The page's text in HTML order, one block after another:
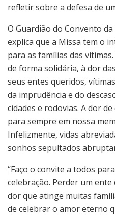
refletir sobre a defesa de
O Guardião do Convento
explica que a Missa tem o
para as famílias das
de forma solidária, à dor
seus entes queridos,
da imprudência e do
cidades e rodovias. A dor
para sempre em nossa
Infelizmente, vidas
sonhos sepultados
“Faço o convite a todos
celebração. Perder um
dor que atinge muitas
de celebrar o amor eterno